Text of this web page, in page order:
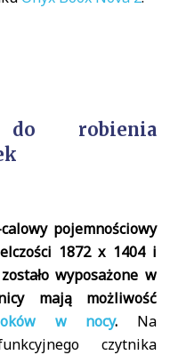
do robienia
pojemnościowy
1872 x 1404 i
wyposażone w
mają możliwość
w nocy. Na
czytnika